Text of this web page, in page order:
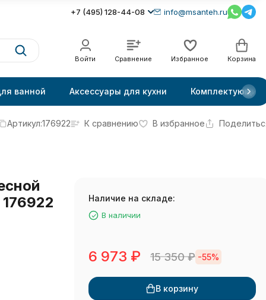
+7 (495) 128-44-08 info@msanteh.ru
Войти Сравнение Избранное Корзина
ванной Аксессуары для кухни Комплектующие
Артикул:176922 К сравнению В избранное
Наличие на складе:
В наличии
6 973 ₽ 15 350₽ -55%
В корзину